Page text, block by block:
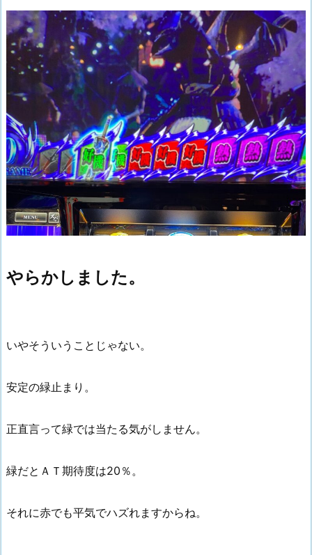
やらかしました。
いやそういうことじゃない。
安定の緑止まり。
正直言って緑では当たる気がしません。
緑だとＡＴ期待度は20％。
それに赤でも平気でハズれますからね。